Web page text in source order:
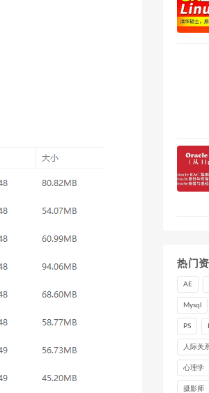
热门
AE
Mysql
PS
人际关
心理学
摄影师